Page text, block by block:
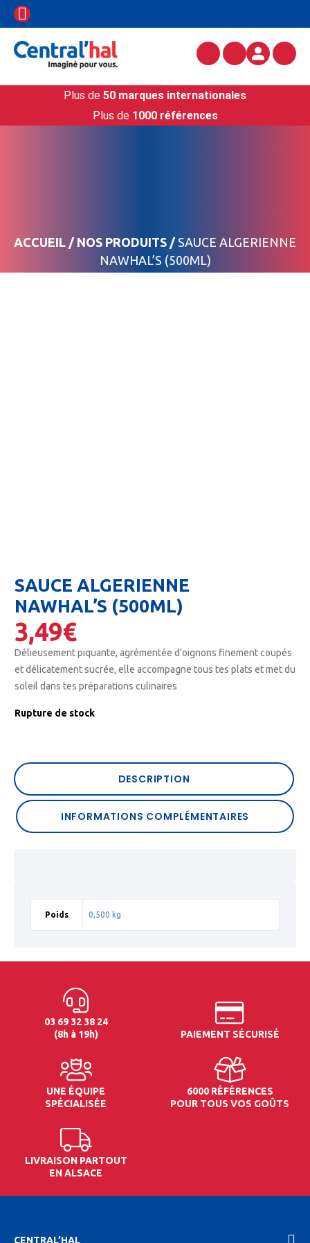
Plus de 50 marques internationales
Plus de 1000 références
ACCUEIL / NOS PRODUITS / SAUCE ALGERIENNE
NAWHAL’S (500ML)
SAUCE ALGERIENNE
NAWHAL’S (500ML)
3,49€
Délieusement piquante, agrémentée d’oignons finement coupés
et délicatement sucrée, elle accompagne tous tes plats et met du
soleil dans tes préparations culinaires
Rupture de stock
DESCRIPTION
INFORMATIONS COMPLÉMENTAIRES
Poids 0,500 kg
03 69 32 38 24
(8h à 19h)
PAIEMENT SÉCURISÉ
UNE ÉQUIPE
SPÉCIALISÉE
6000 RÉFÉRENCES
POUR TOUS VOS GOÛTS
LIVRAISON PARTOUT
EN ALSACE
CENTRAL’HAL